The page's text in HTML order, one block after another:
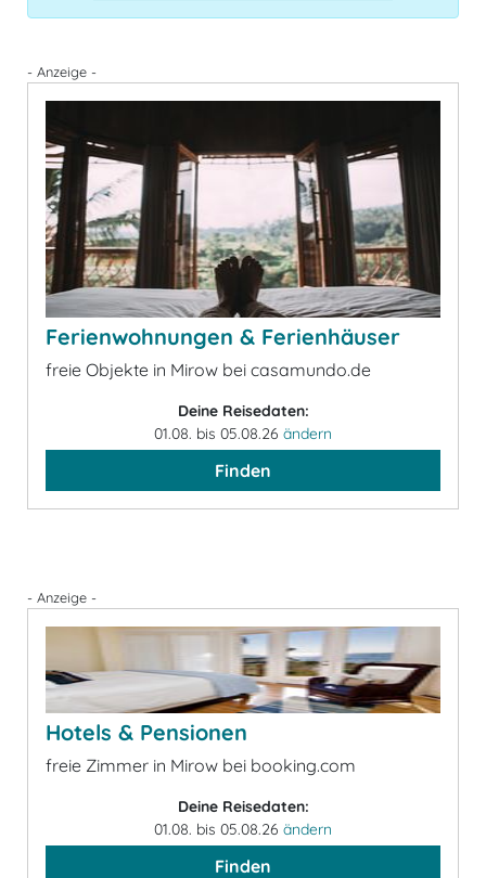
- Anzeige -
Ferienwohnungen & Ferienhäuser
freie Objekte in Mirow bei casamundo.de
Deine Reisedaten:
01.08. bis 05.08.26 ändern
Finden
- Anzeige -
Hotels & Pensionen
freie Zimmer in Mirow bei booking.com
Deine Reisedaten:
01.08. bis 05.08.26 ändern
Finden